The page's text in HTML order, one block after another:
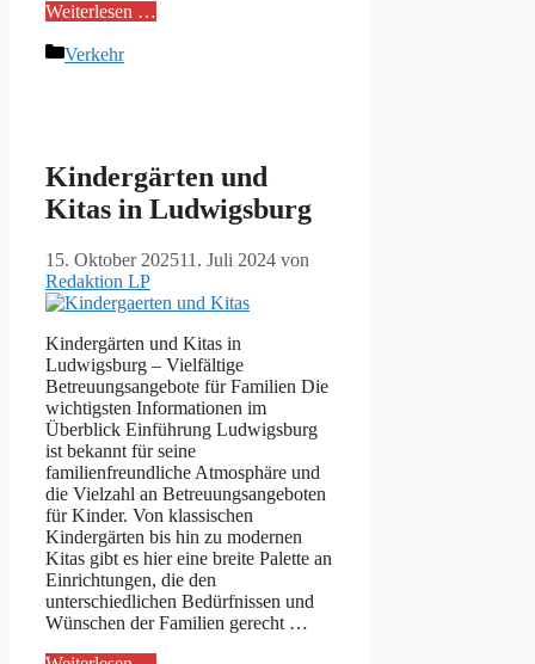
Weiterlesen …
Kategorien
Verkehr
Kindergärten und
Kitas in Ludwigsburg
15. Oktober 202511. Juli 2024 von
Redaktion LP
Kindergärten und Kitas in
Ludwigsburg – Vielfältige
Betreuungsangebote für Familien Die
wichtigsten Informationen im
Überblick Einführung Ludwigsburg
ist bekannt für seine
familienfreundliche Atmosphäre und
die Vielzahl an Betreuungsangeboten
für Kinder. Von klassischen
Kindergärten bis hin zu modernen
Kitas gibt es hier eine breite Palette an
Einrichtungen, die den
unterschiedlichen Bedürfnissen und
Wünschen der Familien gerecht …